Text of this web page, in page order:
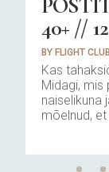
40+ //
BY FLIGHT CLUB
Kas
Midagi, mis
naiselikuna
mõelnud, et